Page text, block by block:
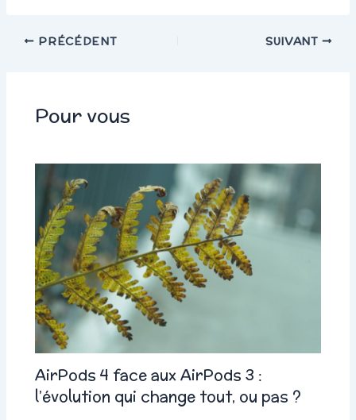
PRÉCÉDENT SUIVANT
Pour vous
AirPods 4 face aux AirPods 3 :
l’évolution qui change tout, ou pas ?